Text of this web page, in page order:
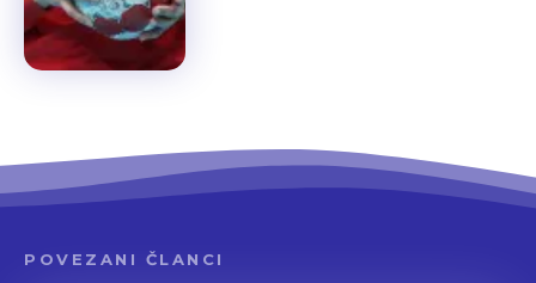
POVEZANI ČLANCI